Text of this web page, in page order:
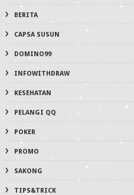
BERITA
CAPSA SUSUN
DOMINO99
INFOWITHDRAW
KESEHATAN
PELANGI QQ
POKER
PROMO
SAKONG
TIPS&TRICK